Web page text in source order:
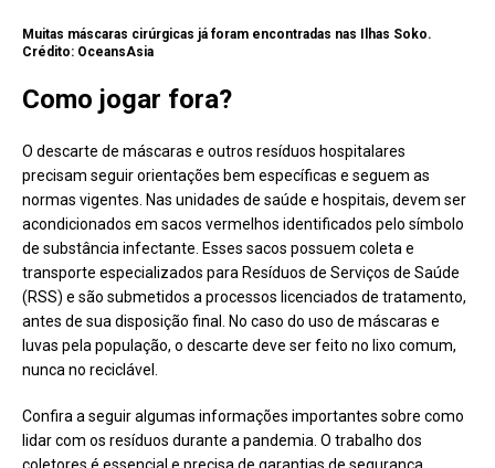
Muitas máscaras cirúrgicas já foram encontradas nas Ilhas Soko.
Crédito: OceansAsia
Como jogar fora?
O descarte de máscaras e outros resíduos hospitalares
precisam seguir orientações bem específicas e seguem as
normas vigentes. Nas unidades de saúde e hospitais, devem ser
acondicionados em sacos vermelhos identificados pelo símbolo
de substância infectante. Esses sacos possuem coleta e
transporte especializados para Resíduos de Serviços de Saúde
(RSS) e são submetidos a processos licenciados de tratamento,
antes de sua disposição final. No caso do uso de máscaras e
luvas pela população, o descarte deve ser feito no lixo comum,
nunca no reciclável.
Confira a seguir algumas informações importantes sobre como
lidar com os resíduos durante a pandemia. O trabalho dos
coletores é essencial e precisa de garantias de segurança.